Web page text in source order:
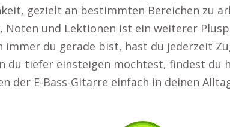
gezielt an bestimmten Bereichen zu
und Lektionen ist ein weiterer
immer du gerade bist, hast du jederzeit
du tiefer einsteigen möchtest, findest du
der E-Bass-Gitarre einfach in deinen